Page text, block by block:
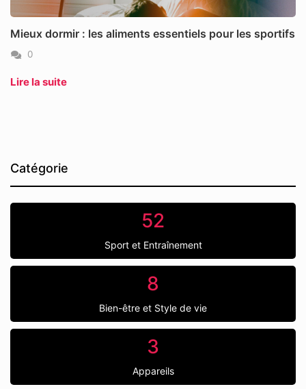
Mieux dormir : les aliments essentiels pour les sportifs
0
Lire la suite
Catégorie
52
Sport et Entraînement
8
Bien-être et Style de vie
3
Appareils